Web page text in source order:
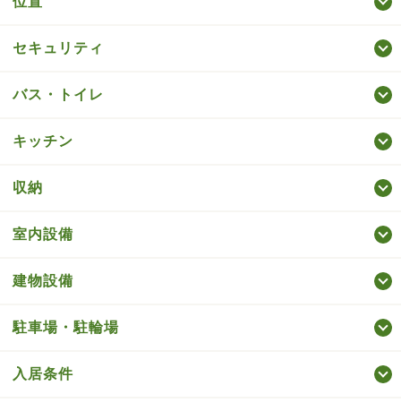
セキュリティ
バス・トイレ
キッチン
収納
室内設備
建物設備
駐車場・駐輪場
入居条件